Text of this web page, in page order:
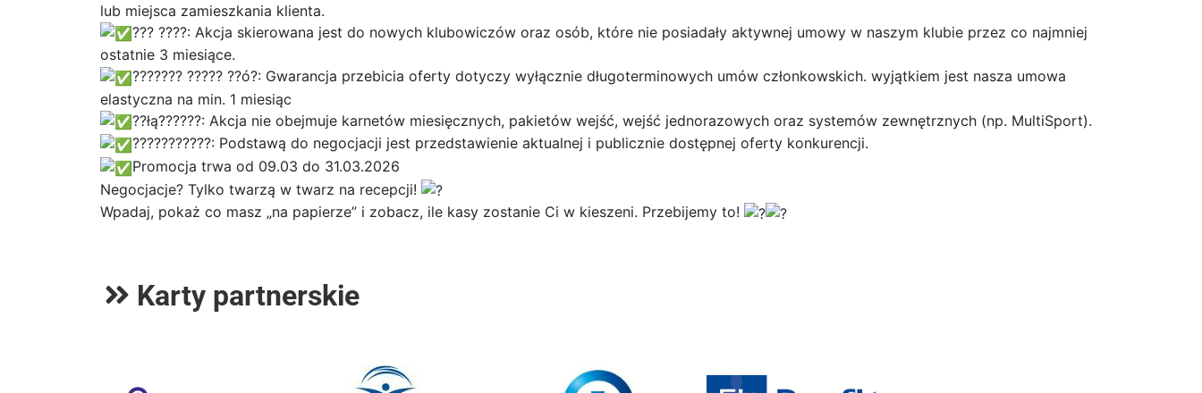
lub miejsca zamieszkania klienta.
??? ????: Akcja skierowana jest do nowych klubowiczów oraz osób, które nie posiadały aktywnej umowy w naszym klubie przez co najmniej
ostatnie 3 miesiące.
??????? ????? ??ó?: Gwarancja przebicia oferty dotyczy wyłącznie długoterminowych umów członkowskich. wyjątkiem jest nasza umowa
elastyczna na min. 1 miesiąc
??łą??????: Akcja nie obejmuje karnetów miesięcznych, pakietów wejść, wejść jednorazowych oraz systemów zewnętrznych (np. MultiSport).
???????????: Podstawą do negocjacji jest przedstawienie aktualnej i publicznie dostępnej oferty konkurencji.
Promocja trwa od 09.03 do 31.03.2026
Negocjacje? Tylko twarzą w twarz na recepcji!
Wpadaj, pokaż co masz „na papierze” i zobacz, ile kasy zostanie Ci w kieszeni. Przebijemy to!
Karty partnerskie